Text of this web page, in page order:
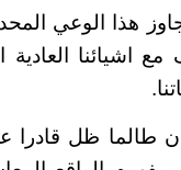
هذا الوعي
اشيائنا العادية
ظل قادرا